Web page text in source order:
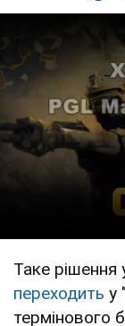
Таке рішення
переходить у
термінового